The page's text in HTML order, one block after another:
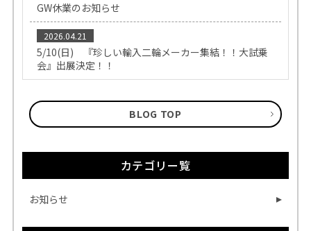
GW休業のお知らせ
2026.04.21
5/10(日) 『珍しい輸入二輪メーカー集結！！大試乗
会』出展決定！！
BLOG TOP
カテゴリー覧
お知らせ